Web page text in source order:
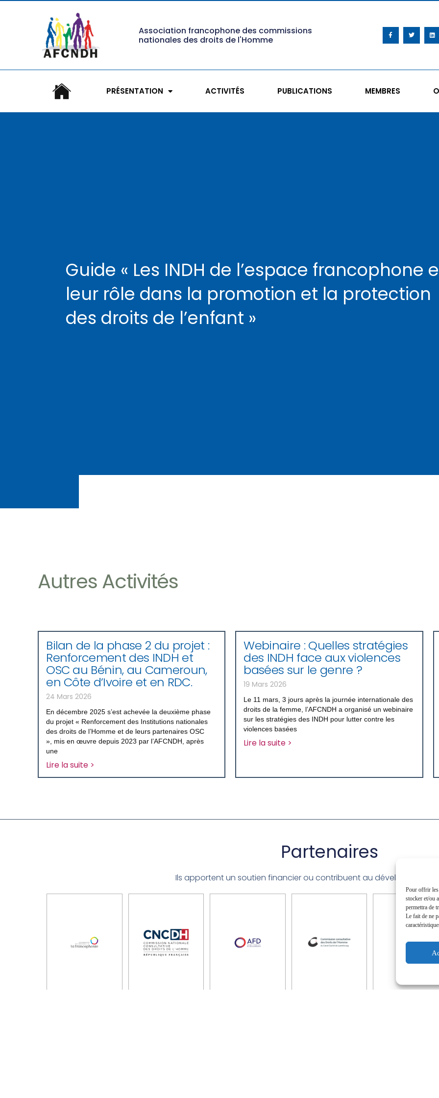
Pour offrir les
stocker et/ou
permettra de
Le fait de ne
Association francophone des commissions
nationales des droits de l'Homme
PRÉSENTATION ACTIVITÉS PUBLICATIONS MEMBRES
Guide « Les INDH de l’espace francophone
leur rôle dans la promotion et la protection
des droits de l’enfant »
Autres Activités
Bilan de la phase 2 du projet :
Renforcement des INDH et
OSC au Bénin, au Cameroun,
en Côte d’Ivoire et en RDC.
24 Mars 2026
En décembre 2025 s’est achevée la deuxième phase
du projet « Renforcement des Institutions nationales
des droits de l’Homme et de leurs partenaires OSC
», mis en œuvre depuis 2023 par l’AFCNDH, après
une
Lire la suite >
Webinaire : Quelles stratégies
des INDH face aux violences
basées sur le genre ?
19 Mars 2026
Le 11 mars, 3 jours après la journée internationale des
droits de la femme, l’AFCNDH a organisé un webinaire
sur les stratégies des INDH pour lutter contre les
violences basées
Lire la suite >
Partenaires
Ils apportent un soutien financier ou contribuent au développement